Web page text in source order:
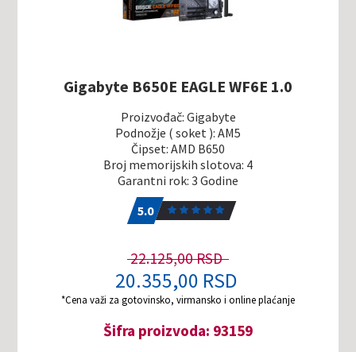
Gigabyte B650E EAGLE WF6E 1.0
Proizvođač: Gigabyte
Podnožje ( soket ): AM5
Čipset: AMD B650
Broj memorijskih slotova: 4
Garantni rok: 3 Godine
5.0
22.125,00 RSD
20.355,00 RSD
*Cena važi za gotovinsko, virmansko i online plaćanje
Šifra proizvoda: 93159